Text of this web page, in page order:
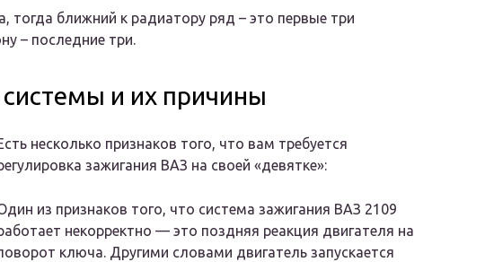
тогда ближний к радиатору ряд – это первые три
– последние три.
и их причины
несколько признаков того, что вам требуется
зажигания ВАЗ на своей «девятке»:
из признаков того, что система зажигания ВАЗ 2109
некорректно — это поздняя реакция двигателя на
ключа. Другими словами двигатель запускается